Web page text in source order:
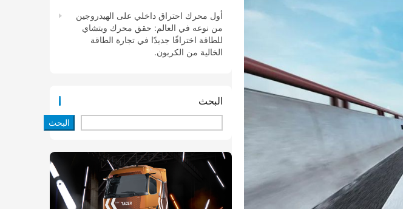
أول محرك احتراق داخلي على الهيدروجين
من نوعه في العالم: حقق محرك ويتشاي
للطاقة اختراقًا جديدًا في تجارة الطاقة
الخالية من الكربون.
البحث
البحث